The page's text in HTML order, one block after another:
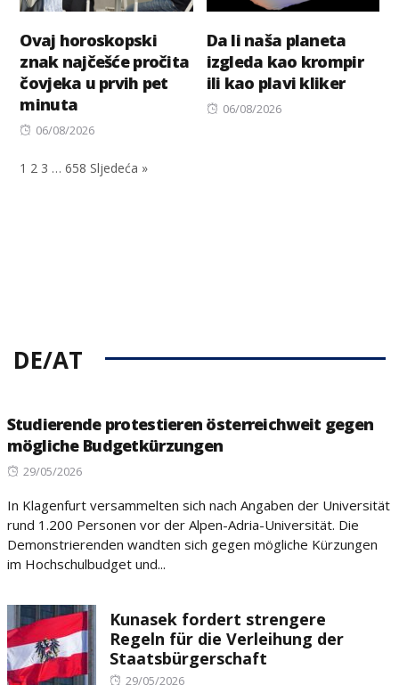
Ovaj horoskopski
znak najčešće pročita
čovjeka u prvih pet
minuta
Posted
06/08/2026
Da li naša planeta
izgleda kao krompir
ili kao plavi kliker
Posted
06/08/2026
1 2 3 … 658 Sljedeća »
DE/AT
Studierende protestieren österreichweit gegen
mögliche Budgetkürzungen
Posted
29/05/2026
In Klagenfurt versammelten sich nach Angaben der Universität
rund 1.200 Personen vor der Alpen-Adria-Universität. Die
Demonstrierenden wandten sich gegen mögliche Kürzungen
im Hochschulbudget und...
Kunasek fordert strengere
Regeln für die Verleihung der
Staatsbürgerschaft
Posted
29/05/2026